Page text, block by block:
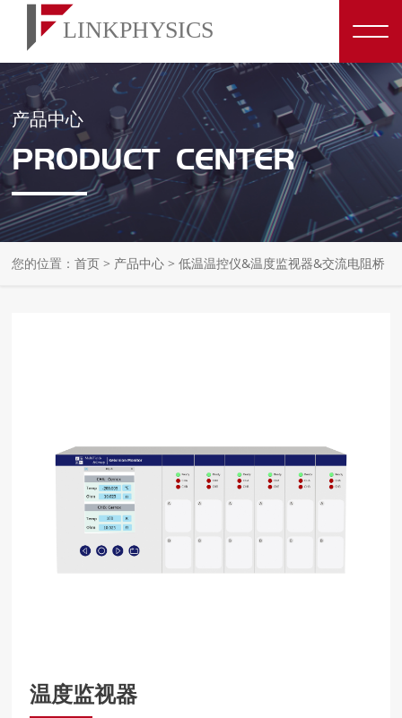
产品中心
PRODUCT CENTER
您的位置：首页 > 产品中心 >低温温控仪&温度监视器&交流电阻桥
温度监视器